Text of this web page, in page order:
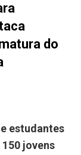
do
estudantes
jovens